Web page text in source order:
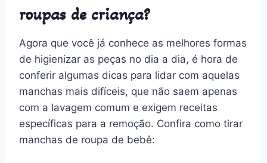
roupas de criança?
Agora que você já conhece as melhores formas
de higienizar as peças no dia a dia, é hora de
conferir algumas dicas para lidar com aquelas
manchas mais difíceis, que não saem apenas
com a lavagem comum e exigem receitas
específicas para a remoção. Confira como tirar
manchas de roupa de bebê: